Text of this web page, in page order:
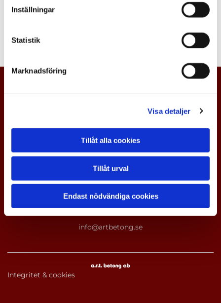
Inställningar
Statistik
Marknadsföring
Visa detaljer
Tillåt alla cookies
Tillåt urval
Endast nödvändiga cookies

Stånga Gumbalde 604, 623 60, Stånga

info@artbetong.se
Integritet & cookies